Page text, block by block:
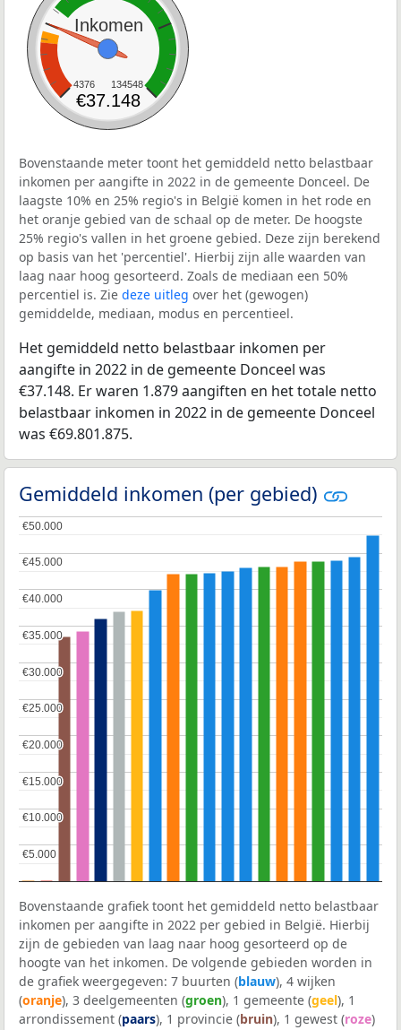
Inkomen
4376 134548
€37.148
Bovenstaande meter toont het gemiddeld netto belastbaar
inkomen per aangifte in 2022 in de gemeente Donceel. De
laagste 10% en 25% regio's in België komen in het rode en
het oranje gebied van de schaal op de meter. De hoogste
25% regio's vallen in het groene gebied. Deze zijn berekend
op basis van het 'percentiel'. Hierbij zijn alle waarden van
laag naar hoog gesorteerd. Zoals de mediaan een 50%
percentiel is. Zie deze uitleg over het (gewogen)
gemiddelde, mediaan, modus en percentieel.
Het gemiddeld netto belastbaar inkomen per
aangifte in 2022 in de gemeente Donceel was
€37.148. Er waren 1.879 aangiften en het totale netto
belastbaar inkomen in 2022 in de gemeente Donceel
was €69.801.875.
Gemiddeld inkomen (per gebied)
€5.000
€5.000
€10.000
€10.000
€15.000
€15.000
€20.000
€20.000
€25.000
€25.000
€30.000
€30.000
€35.000
€35.000
€40.000
€40.000
€45.000
€45.000
€50.000
€50.000
Bovenstaande grafiek toont het gemiddeld netto belastbaar
inkomen per aangifte in 2022 per gebied in België. Hierbij
zijn de gebieden van laag naar hoog gesorteerd op de
hoogte van het inkomen. De volgende gebieden worden in
de grafiek weergegeven: 7 buurten (blauw), 4 wijken
(oranje), 3 deelgemeenten (groen), 1 gemeente (geel), 1
arrondissement (paars), 1 provincie (bruin), 1 gewest (roze)